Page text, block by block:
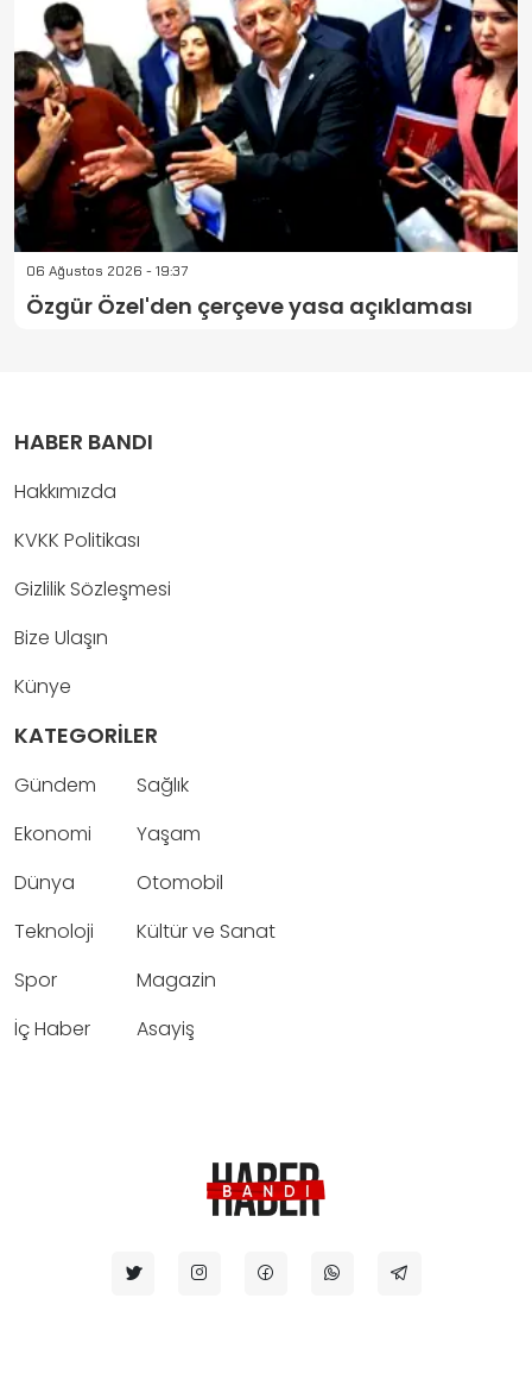
06 Ağustos 2026 - 19:37
Özgür Özel'den çerçeve yasa açıklaması
HABER BANDI
Hakkımızda
KVKK Politikası
Gizlilik Sözleşmesi
Bize Ulaşın
Künye
KATEGORİLER
Gündem
Ekonomi
Dünya
Teknoloji
Spor
İç Haber
Sağlık
Yaşam
Otomobil
Kültür ve Sanat
Magazin
Asayiş